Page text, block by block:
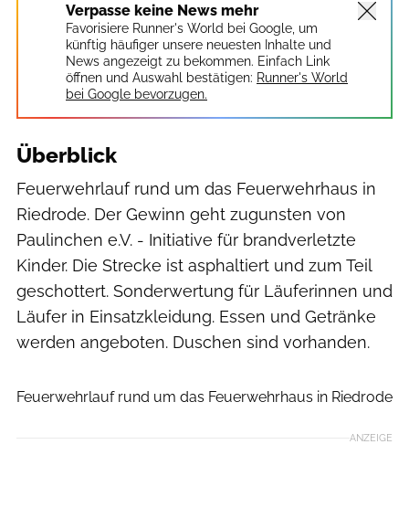
Verpasse keine News mehr
Favorisiere Runner's World bei Google, um
künftig häufiger unsere neuesten Inhalte und
News angezeigt zu bekommen. Einfach Link
öffnen und Auswahl bestätigen: Runner's World
bei Google bevorzugen.
Überblick
Feuerwehrlauf rund um das Feuerwehrhaus in
Riedrode. Der Gewinn geht zugunsten von
Paulinchen e.V. - Initiative für brandverletzte
Kinder. Die Strecke ist asphaltiert und zum Teil
geschottert. Sonderwertung für Läuferinnen und
Läufer in Einsatzkleidung. Essen und Getränke
werden angeboten. Duschen sind vorhanden.
Feuerwehrlauf rund um das Feuerwehrhaus in Riedrode
ANZEIGE